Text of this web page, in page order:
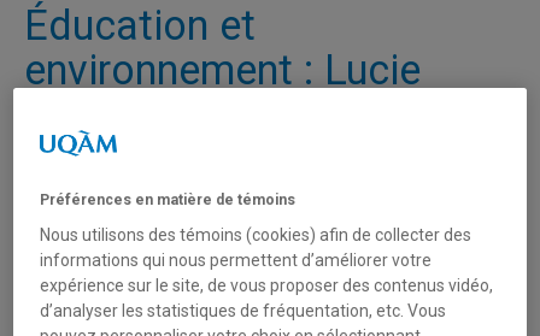
Éducation et
environnement : Lucie
publient une lettre ouverte
dans Le Devoir – 12
septembre 2018
Éducation et environnement, des enjeux étroitement liés
Préférences en matière de témoins
Nous utilisons des témoins (cookies) afin de collecter des
informations qui nous permettent d’améliorer votre
expérience sur le site, de vous proposer des contenus vidéo,
d’analyser les statistiques de fréquentation, etc. Vous